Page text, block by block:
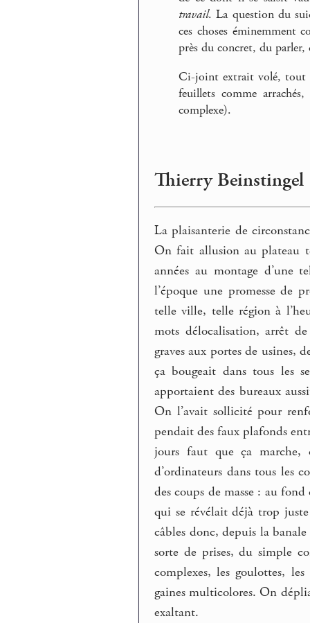
travail. La question du
ces choses éminemment
près du concret, du
Ci-joint extrait volé, tout
feuillets comme
complexe).
Thierry Beinstingel
La plaisanterie de
On fait allusion au plateau
années au montage d’une
l’époque une promesse de
telle ville, telle région à
mots délocalisation, arrêt de
graves aux portes de usines,
ça bougeait dans tous les
apportaient des bureaux
On l’avait sollicité pour
pendait des faux plafonds
jours faut que ça
d’ordinateurs dans tous les
des coups de masse : au
qui se révélait déjà trop
câbles donc, depuis la
sorte de prises, du simple
complexes, les goulottes,
gaines multicolores. On
exaltant.